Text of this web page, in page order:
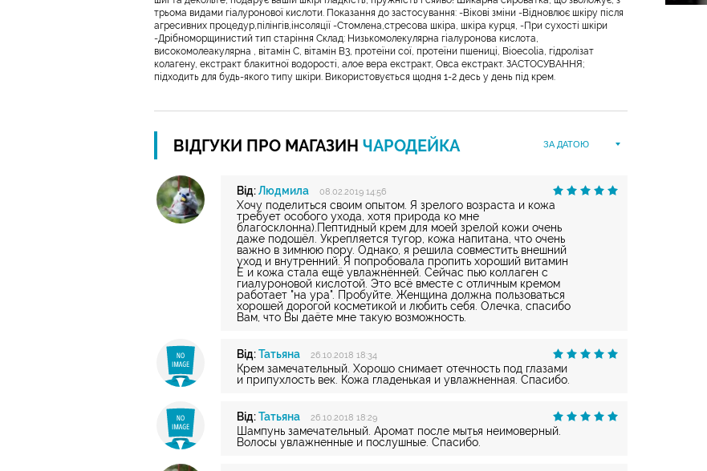
трьома видами гіалуронової кислоти. Показання до застосування: -Вікові зміни -Відновлює шкіру після
агресивних процедур,пілінгів,інсоляції -Стомлена,стресова шкіра, шкіра курця, -При сухості шкіри
-Дрібноморщинистий тип старіння Склад: Низькомолекулярна гіалуронова кислота,
високомолеакулярна , вітамін С, вітамін В3, протеїни сої, протеїни пшениці, Bioecolia, гідролізат
колагену, екстракт блакитної водорості, алое вера екстракт, Овса екстракт. ЗАСТОСУВАННЯ;
підходить для будь-якого типу шкіри. Використовується щодня 1-2 десь у день під крем.
ВІДГУКИ ПРО МАГАЗИН ЧАРОДЕЙКА
Від:Людмила 08.02.2019 14:56
Хочу поделиться своим опытом. Я зрелого возраста и кожа
требует особого ухода, хотя природа ко мне
благосклонна).Пептидный крем для моей зрелой кожи очень
даже подошёл. Укрепляется тугор, кожа напитана, что очень
важно в зимнюю пору. Однако, я решила совместить внешний
уход и внутренний. Я попробовала пропить хороший витамин
Е и кожа стала ещё увлажнённей. Сейчас пью коллаген с
гиалуроновой кислотой. Это всё вместе с отличным кремом
работает "на ура". Пробуйте. Женщина должна пользоваться
хорошей дорогой косметикой и любить себя. Олечка, спасибо
Вам, что Вы даёте мне такую возможность.
Від:Татьяна 26.10.2018 18:34
Крем замечательный. Хорошо снимает отечность под глазами
и припухлость век. Кожа гладенькая и увлажненная. Спасибо.
Від:Татьяна 26.10.2018 18:29
Шампунь замечательный. Аромат после мытья неимоверный.
Волосы увлажненные и послушные. Спасибо.